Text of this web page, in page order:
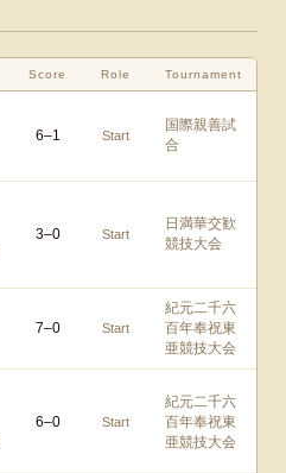
Score Role Tournament
6–1 Start
国際親善試
合
3–0 Start
日満華交歓
競技大会
7–0 Start
紀元二千六
百年奉祝東
亜競技大会
6–0 Start
紀元二千六
百年奉祝東
亜競技大会